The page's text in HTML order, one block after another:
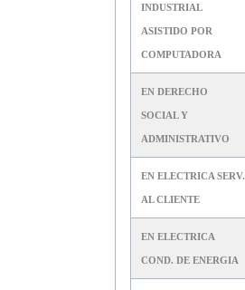
INDUSTRIAL
ASISTIDO POR
COMPUTADORA
EN DERECHO
SOCIAL Y
ADMINISTRATIVO
EN ELECTRICA SERV.
AL CLIENTE
EN ELECTRICA
COND. DE ENERGIA